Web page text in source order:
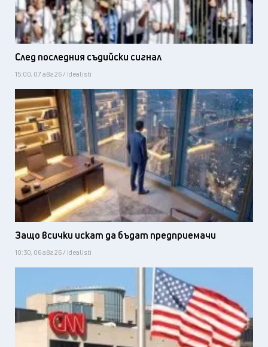
След последния съдийски сигнал
15:00, 07 авг 26 / Idealisti
Защо всички искат да бъдат предприемачи
10:30, 06 авг 26 / Idealisti